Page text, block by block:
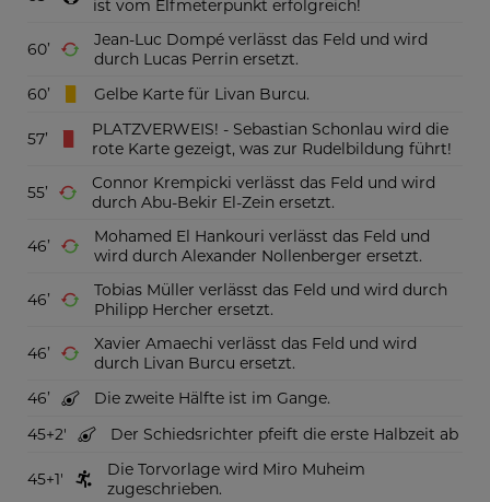
ist vom Elfmeterpunkt erfolgreich!
60
Jean-Luc Dompé verlässt das Feld und wird
durch Lucas Perrin ersetzt.
60
Gelbe Karte für Livan Burcu.
57
PLATZVERWEIS! - Sebastian Schonlau wird die
rote Karte gezeigt, was zur Rudelbildung führt!
55
Connor Krempicki verlässt das Feld und wird
durch Abu-Bekir El-Zein ersetzt.
46
Mohamed El Hankouri verlässt das Feld und
wird durch Alexander Nollenberger ersetzt.
46
Tobias Müller verlässt das Feld und wird durch
Philipp Hercher ersetzt.
46
Xavier Amaechi verlässt das Feld und wird
durch Livan Burcu ersetzt.
46
Die zweite Hälfte ist im Gange.
45+2 Der Schiedsrichter pfeift die erste Halbzeit ab
45+1
Die Torvorlage wird Miro Muheim
zugeschrieben.